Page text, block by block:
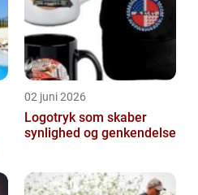
02 juni 2026
Logotryk som skaber
synlighed og genkendelse